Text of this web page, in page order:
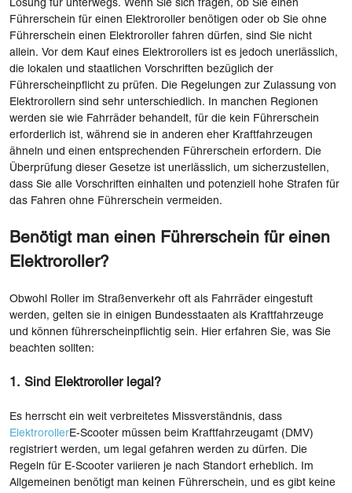
Lösung für unterwegs. Wenn Sie sich fragen, ob Sie einen
Führerschein für einen Elektroroller benötigen oder ob Sie ohne
Führerschein einen Elektroroller fahren dürfen, sind Sie nicht
allein. Vor dem Kauf eines Elektrorollers ist es jedoch unerlässlich,
die lokalen und staatlichen Vorschriften bezüglich der
Führerscheinpflicht zu prüfen. Die Regelungen zur Zulassung von
Elektrorollern sind sehr unterschiedlich. In manchen Regionen
werden sie wie Fahrräder behandelt, für die kein Führerschein
erforderlich ist, während sie in anderen eher Kraftfahrzeugen
ähneln und einen entsprechenden Führerschein erfordern. Die
Überprüfung dieser Gesetze ist unerlässlich, um sicherzustellen,
dass Sie alle Vorschriften einhalten und potenziell hohe Strafen für
das Fahren ohne Führerschein vermeiden.
Benötigt man einen Führerschein für einen
Elektroroller?
Obwohl Roller im Straßenverkehr oft als Fahrräder eingestuft
werden, gelten sie in einigen Bundesstaaten als Kraftfahrzeuge
und können führerscheinpflichtig sein. Hier erfahren Sie, was Sie
beachten sollten:
1. Sind Elektroroller legal?
Es herrscht ein weit verbreitetes Missverständnis, dass
ElektrorollerE-Scooter müssen beim Kraftfahrzeugamt (DMV)
registriert werden, um legal gefahren werden zu dürfen. Die
Regeln für E-Scooter variieren je nach Standort erheblich. Im
Allgemeinen benötigt man keinen Führerschein, und es gibt keine